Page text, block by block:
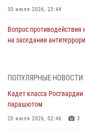
30 июля 2026, 23:44
Вопрос противодействия
на заседании
Во Владивостоке во
В День Крещения Руси в
ПОПУЛЯРНЫЕ НОВОСТИ
Кадет класса
парашютом
20 июля 2026, 02:46 3